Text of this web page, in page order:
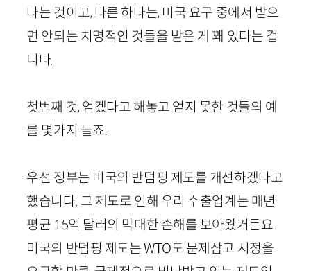
다는 것이고, 다른 하나는, 미국 요구 중에서 받으
면 안되는 치명적인 것들을 받은 게 꽤 있다는 겁
니다.
첫번째 것, 얻겠다고 해놓고 얻지 못한 것들의 예
를 몇가지 들죠.
우선 정부는 미국의 반덤핑 제도를 개선하겠다고
했습니다. 그 제도로 인해 우리 수출업계는 매년
평균 15억 달러의 막대한 손해를 보아왔거든요.
미국의 반덤핑 제도는 WTO도 문제삼고 시정을